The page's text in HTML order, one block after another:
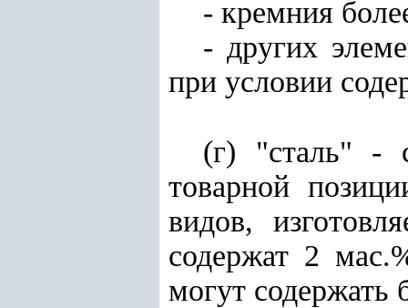
- кремния
- других
при условии
(г) "сталь" -
товарной
видов,
содержат 2
могут содержать